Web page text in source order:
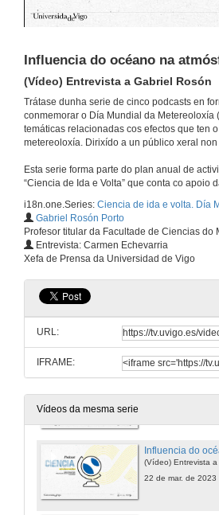
Influencia do océano na
(Vídeo) Entrevista a Gabriel Rosón
Trátase dunha serie de cinco podcasts en
conmemorar o Día Mundial da Metereoloxía
temáticas relacionadas cos efectos que ten
metereoloxía. Dirixído a un público xeral
Esta serie forma parte do plan anual de
“Ciencia de Ida e Volta” que conta co apoio
i18n.one.Series: Ciencia de ida e volta. Día
Gabriel Rosón Porto
Profesor titular da Facultade de Ciencias do
Entrevista: Carmen Echevarria
Xefa de Prensa da Universidad de Vigo
URL:
IFRAME:
Vídeos da mesma serie
(Vídeo) Entrevista a
22 de mar. de 2023